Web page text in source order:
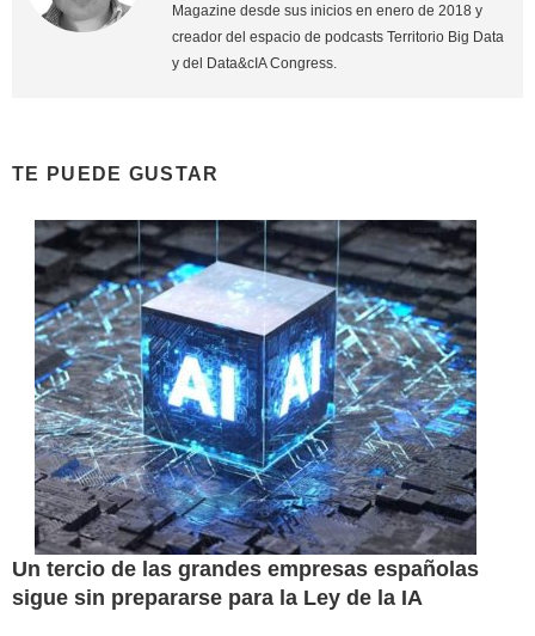
Magazine desde sus inicios en enero de 2018 y
creador del espacio de podcasts Territorio Big Data
y del Data&cIA Congress.
TE PUEDE GUSTAR
Un tercio de las grandes empresas españolas
sigue sin prepararse para la Ley de la IA